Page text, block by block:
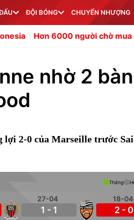
ĐỘI BÓNG CHUYỂN NHƯỢNG
người chờ mua vé bán kết
nhờ 2 bàn
lợi 2-0 của Marseille trước
27-04
1 - 1
18-04
2 - 0
Thắng